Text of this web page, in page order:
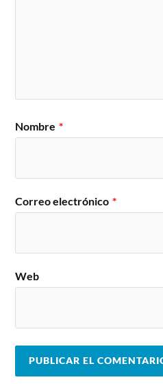
Nombre *
Correo electrónico *
Web